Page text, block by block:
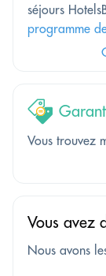
séjours
programme
Vous trouvez
Vous avez
Nous avons